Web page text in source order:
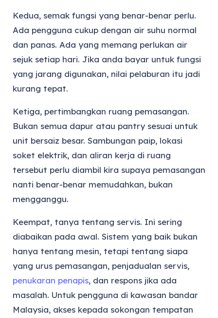
Kedua, semak fungsi yang benar-benar perlu.
Ada pengguna cukup dengan air suhu normal
dan panas. Ada yang memang perlukan air
sejuk setiap hari. Jika anda bayar untuk fungsi
yang jarang digunakan, nilai pelaburan itu jadi
kurang tepat.
Ketiga, pertimbangkan ruang pemasangan.
Bukan semua dapur atau pantry sesuai untuk
unit bersaiz besar. Sambungan paip, lokasi
soket elektrik, dan aliran kerja di ruang
tersebut perlu diambil kira supaya pemasangan
nanti benar-benar memudahkan, bukan
mengganggu.
Keempat, tanya tentang servis. Ini sering
diabaikan pada awal. Sistem yang baik bukan
hanya tentang mesin, tetapi tentang siapa
yang urus pemasangan, penjadualan servis,
penukaran penapis, dan respons jika ada
masalah. Untuk pengguna di kawasan bandar
Malaysia, akses kepada sokongan tempatan